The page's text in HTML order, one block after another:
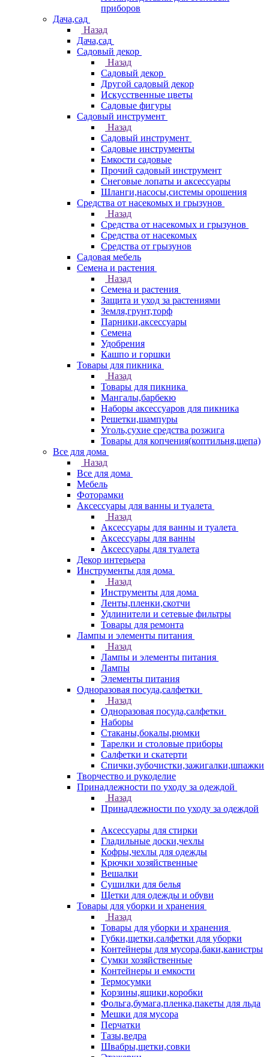
приборов
Дача,сад
Назад
Дача,сад
Садовый декор
Назад
Садовый декор
Другой садовый декор
Искусственные цветы
Садовые фигуры
Садовый инструмент
Назад
Садовый инструмент
Садовые инструменты
Емкости садовые
Прочий садовый инструмент
Снеговые лопаты и аксессуары
Шланги,насосы,системы орошения
Средства от насекомых и грызунов
Назад
Средства от насекомых и грызунов
Средства от насекомых
Средства от грызунов
Садовая мебель
Семена и растения
Назад
Семена и растения
Защита и уход за растениями
Земля,грунт,торф
Парники,аксессуары
Семена
Удобрения
Кашпо и горшки
Товары для пикника
Назад
Товары для пикника
Мангалы,барбекю
Наборы аксессуаров для пикника
Решетки,шампуры
Уголь,сухие средства розжига
Товары для копчения(коптильня,щепа)
Все для дома
Назад
Все для дома
Мебель
Фоторамки
Аксессуары для ванны и туалета
Назад
Аксессуары для ванны и туалета
Аксессуары для ванны
Аксессуары для туалета
Декор интерьера
Инструменты для дома
Назад
Инструменты для дома
Ленты,пленки,скотчи
Удлинители и сетевые фильтры
Товары для ремонта
Лампы и элементы питания
Назад
Лампы и элементы питания
Лампы
Элементы питания
Одноразовая посуда,салфетки
Назад
Одноразовая посуда,салфетки
Наборы
Стаканы,бокалы,рюмки
Тарелки и столовые приборы
Салфетки и скатерти
Спички,зубочистки,зажигалки,шпажки
Творчество и рукоделие
Принадлежности по уходу за одеждой
Назад
Принадлежности по уходу за одеждой
Аксессуары для стирки
Гладильные доски,чехлы
Кофры,чехлы для одежды
Крючки хозяйственные
Вешалки
Сушилки для белья
Щетки для одежды и обуви
Товары для уборки и хранения
Назад
Товары для уборки и хранения
Губки,щетки,салфетки для уборки
Контейнеры для мусора,баки,канистры
Сумки хозяйственные
Контейнеры и емкости
Термосумки
Корзины,ящики,коробки
Фольга,бумага,пленка,пакеты для льда
Мешки для мусора
Перчатки
Тазы,ведра
Швабры,щетки,совки